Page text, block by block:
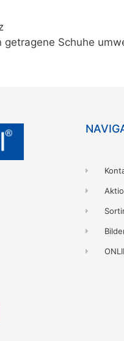
getragene Schuhe